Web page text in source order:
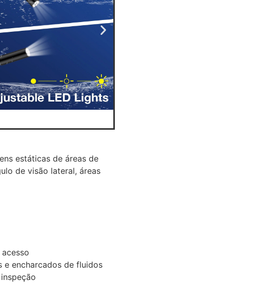
estáticas de áreas de
de visão lateral, áreas
e encharcados de fluidos